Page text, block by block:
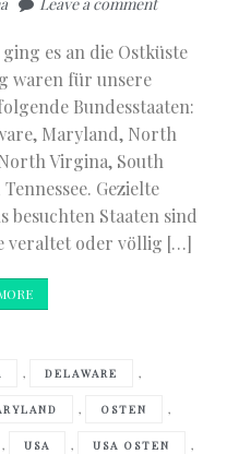
Leave a comment
es an die Ostküste
waren für unsere
Bundesstaaten:
Maryland, North
Virgina, South
Gezielte
besuchten Staaten sind
veraltet oder völlig […]
, DELAWARE ,
, OSTEN ,
, USA , USA OSTEN ,